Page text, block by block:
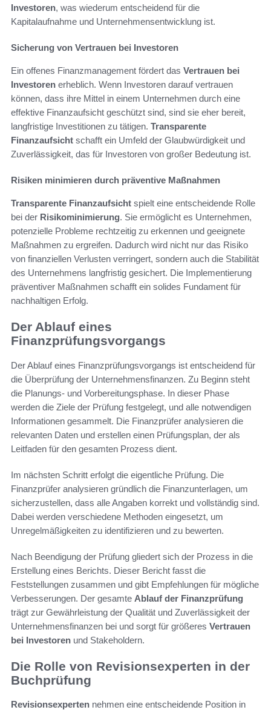
Investoren, was wiederum entscheidend für die
Kapitalaufnahme und Unternehmensentwicklung ist.
Sicherung von Vertrauen bei Investoren
Ein offenes Finanzmanagement fördert das Vertrauen bei
Investoren erheblich. Wenn Investoren darauf vertrauen
können, dass ihre Mittel in einem Unternehmen durch eine
effektive Finanzaufsicht geschützt sind, sind sie eher bereit,
langfristige Investitionen zu tätigen. Transparente
Finanzaufsicht schafft ein Umfeld der Glaubwürdigkeit und
Zuverlässigkeit, das für Investoren von großer Bedeutung ist.
Risiken minimieren durch präventive Maßnahmen
Transparente Finanzaufsicht spielt eine entscheidende Rolle
bei der Risikominimierung. Sie ermöglicht es Unternehmen,
potenzielle Probleme rechtzeitig zu erkennen und geeignete
Maßnahmen zu ergreifen. Dadurch wird nicht nur das Risiko
von finanziellen Verlusten verringert, sondern auch die Stabilität
des Unternehmens langfristig gesichert. Die Implementierung
präventiver Maßnahmen schafft ein solides Fundament für
nachhaltigen Erfolg.
Der Ablauf eines
Finanzprüfungsvorgangs
Der Ablauf eines Finanzprüfungsvorgangs ist entscheidend für
die Überprüfung der Unternehmensfinanzen. Zu Beginn steht
die Planungs- und Vorbereitungsphase. In dieser Phase
werden die Ziele der Prüfung festgelegt, und alle notwendigen
Informationen gesammelt. Die Finanzprüfer analysieren die
relevanten Daten und erstellen einen Prüfungsplan, der als
Leitfaden für den gesamten Prozess dient.
Im nächsten Schritt erfolgt die eigentliche Prüfung. Die
Finanzprüfer analysieren gründlich die Finanzunterlagen, um
sicherzustellen, dass alle Angaben korrekt und vollständig sind.
Dabei werden verschiedene Methoden eingesetzt, um
Unregelmäßigkeiten zu identifizieren und zu bewerten.
Nach Beendigung der Prüfung gliedert sich der Prozess in die
Erstellung eines Berichts. Dieser Bericht fasst die
Feststellungen zusammen und gibt Empfehlungen für mögliche
Verbesserungen. Der gesamte Ablauf der Finanzprüfung
trägt zur Gewährleistung der Qualität und Zuverlässigkeit der
Unternehmensfinanzen bei und sorgt für größeres Vertrauen
bei Investoren und Stakeholdern.
Die Rolle von Revisionsexperten in der
Buchprüfung
Revisionsexperten nehmen eine entscheidende Position in